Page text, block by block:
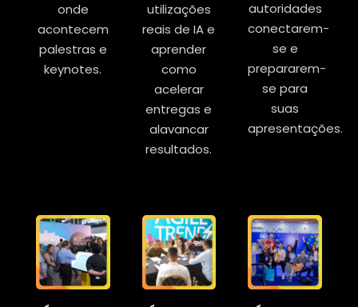
onde
acontecem
palestras e
keynotes.
utilizações
reais de IA e
aprender
como
acelerar
entregas e
alavancar
resultados.
autoridades
conectarem-
se e
prepararem-
se para
suas
apresentações.